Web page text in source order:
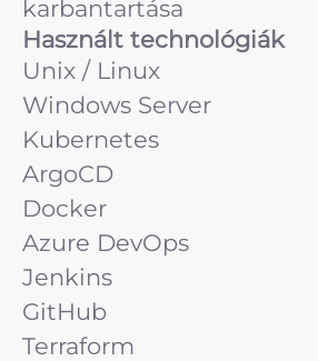
karbantartása
Használt technológiák
Unix / Linux
Windows Server
Kubernetes
ArgoCD
Docker
Azure DevOps
Jenkins
GitHub
Terraform